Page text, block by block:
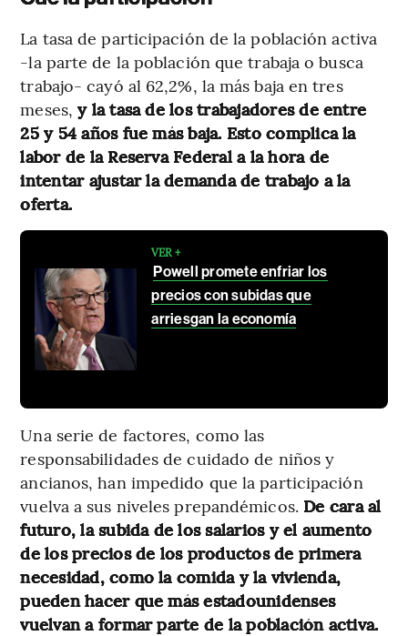
La tasa de participación de la población activa
-la parte de la población que trabaja o busca
trabajo- cayó al 62,2%, la más baja en tres
meses,y la tasa de los trabajadores de entre
25 y 54 años fue más baja. Esto complica la
labor de la Reserva Federal a la hora de
intentar ajustar la demanda de trabajo a la
oferta.
VER +
Powell promete enfriar los
precios con subidas que
arriesgan la economía
Una serie de factores, como las
responsabilidades de cuidado de niños y
ancianos, han impedido que la participación
vuelva a sus niveles prepandémicos.De cara al
futuro, la subida de los salarios y el aumento
de los precios de los productos de primera
necesidad, como la comida y la vivienda,
pueden hacer que más estadounidenses
vuelvan a formar parte de la población activa.